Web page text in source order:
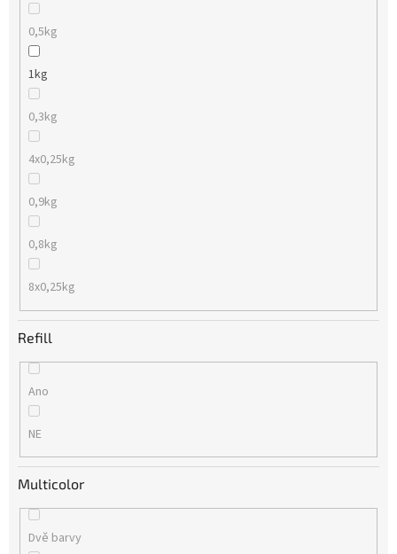
0,5kg
1kg
0,3kg
4x0,25kg
0,9kg
0,8kg
8x0,25kg
Refill
Ano
NE
Multicolor
Dvě barvy